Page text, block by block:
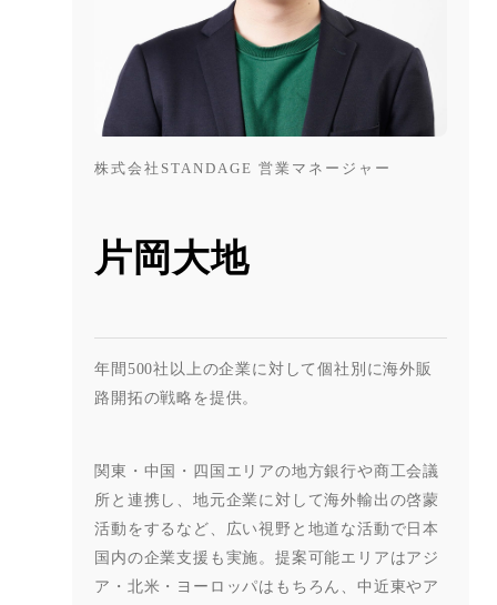
株式会社STANDAGE 営業マネージャー
片岡大地
年間 500社以上の企業に対して個社別に海外販
路開拓の戦略を提供。
関東・中国・四国エリアの地方銀行や商工会議
所と連携し、地元企業に対し て海外輸出の啓蒙
活動をするなど、広い視野と地道な活動で日本
国内の企業支援も実施。提案可能エリアはアジ
ア・北米・ヨーロッパはもちろん、中近東やア